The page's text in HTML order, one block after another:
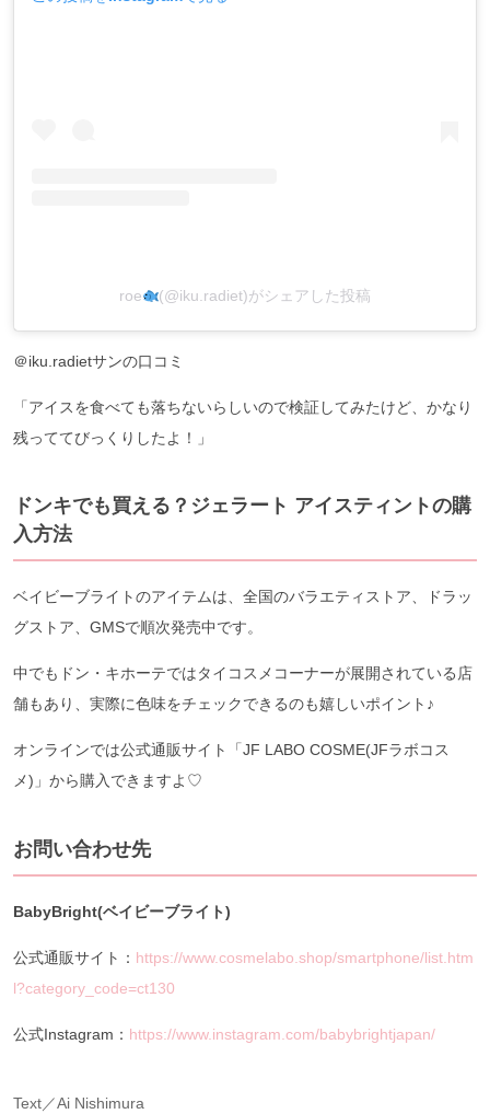
roe (@iku.radiet)がシェアした投稿
＠iku.radietサンの口コミ
「アイスを食べても落ちないらしいので検証してみたけど、かなり
残っててびっくりしたよ！」
ドンキでも買える？ジェラート アイスティントの購
入方法
ベイビーブライトのアイテムは、全国のバラエティストア、ドラッ
グストア、GMSで順次発売中です。
中でもドン・キホーテではタイコスメコーナーが展開されている店
舗もあり、実際に色味をチェックできるのも嬉しいポイント♪
オンラインでは公式通販サイト「JF LABO COSME(JFラボコス
メ)」から購入できますよ♡
お問い合わせ先
BabyBright(ベイビーブライト)
公式通販サイト： https://www.cosmelabo.shop/smartphone/list.htm
l?category_code=ct130
公式Instagram： https://www.instagram.com/babybrightjapan/
Text／Ai Nishimura